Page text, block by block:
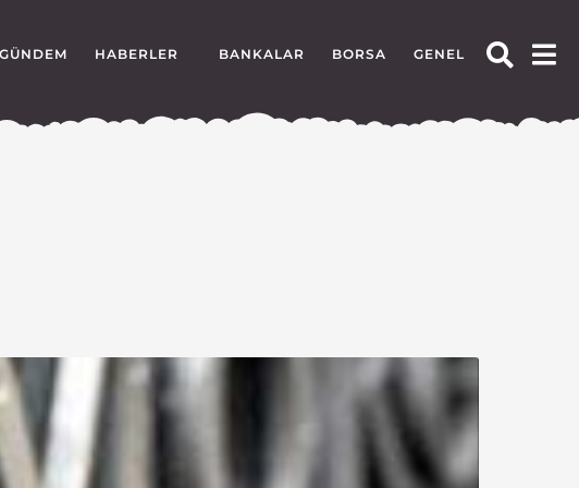
GÜNDEM HABERLER BANKALAR BORSA GENEL